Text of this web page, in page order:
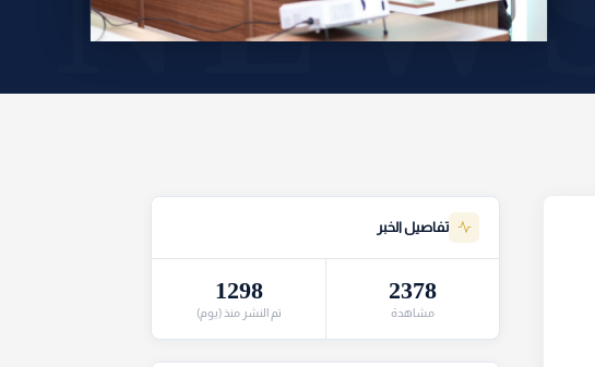
تفاصيل الخبر
2378
مشاهدة
1298
تم النشر منذ (يوم)